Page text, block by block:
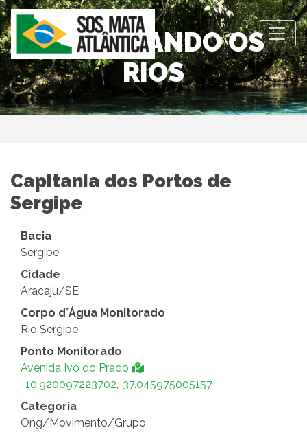
OBSERVANDO OS
RIOS
Capitania dos Portos de
Sergipe
Bacia
Sergipe
Cidade
Aracaju/SE
Corpo d´Água Monitorado
Rio Sergipe
Ponto Monitorado
Avenida Ivo do Prado
-10.920097223702,-37.045975005157
Categoria
Ong/Movimento/Grupo